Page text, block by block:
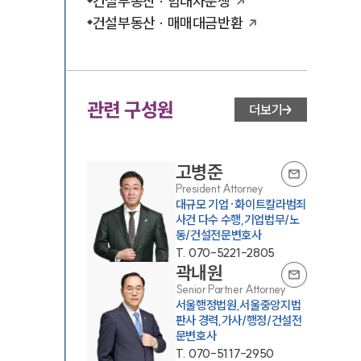
건설부동산 · 매매대금반환
관련 구성원 더보기
고병준
President Attorney
대규모 기업·화이트칼라범죄
사건 다수 수행,기업법무/노
동/건설전문변호사
T. 070-5221-2805
곽내원
Senior Partner Attorney
서울행정법원,서울중앙지법
판사 경력,가사/행정/건설전
문변호사
T. 070-5117-2950